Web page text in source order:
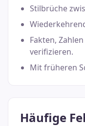
Stilbrüche
Fakten,
verifizieren.
Mit früheren
Häufige